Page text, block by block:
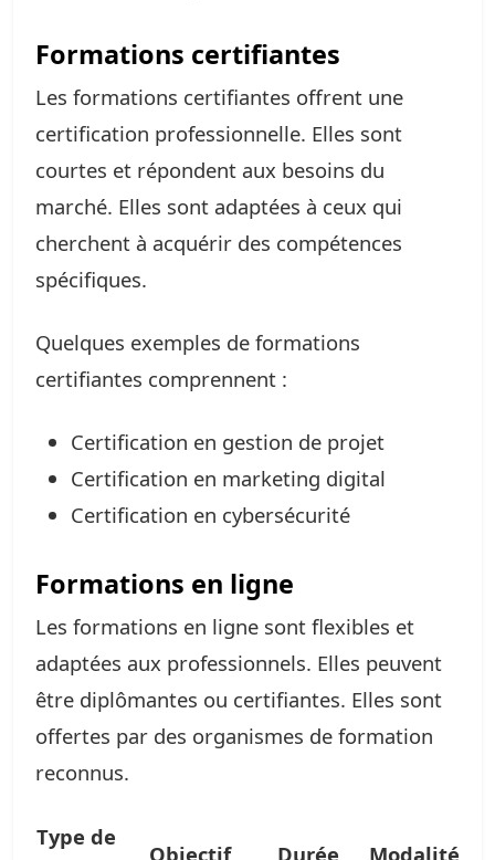
Formations certifiantes
Les formations certifiantes offrent une
certification professionnelle. Elles sont
courtes et répondent aux besoins du
marché. Elles sont adaptées à ceux qui
cherchent à acquérir des compétences
spécifiques.
Quelques exemples de formations
certifiantes comprennent :
Certification en gestion de projet
Certification en marketing digital
Certification en cybersécurité
Formations en ligne
Les formations en ligne sont flexibles et
adaptées aux professionnels. Elles peuvent
être diplômantes ou certifiantes. Elles sont
offertes par des organismes de formation
reconnus.
Type de
Objectif Durée Modalité